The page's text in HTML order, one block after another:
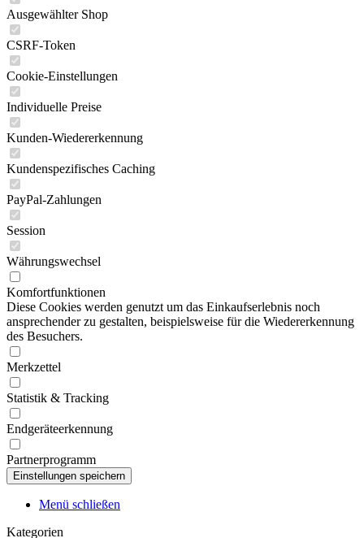
Ausgewählter Shop
CSRF-Token
Cookie-Einstellungen
Individuelle Preise
Kunden-Wiedererkennung
Kundenspezifisches Caching
PayPal-Zahlungen
Session
Währungswechsel
Komfortfunktionen
Diese Cookies werden genutzt um das Einkaufserlebnis noch
ansprechender zu gestalten, beispielsweise für die Wiedererkennung
des Besuchers.
Merkzettel
Statistik & Tracking
Endgeräteerkennung
Partnerprogramm
Menü schließen
Kategorien